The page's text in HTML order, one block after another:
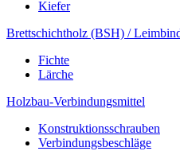
Kiefer
Brettschichtholz (BSH) /
Fichte
Lärche
Holzbau-Verbindungsmittel
Konstruktionsschrauben
Verbindungsbeschläge